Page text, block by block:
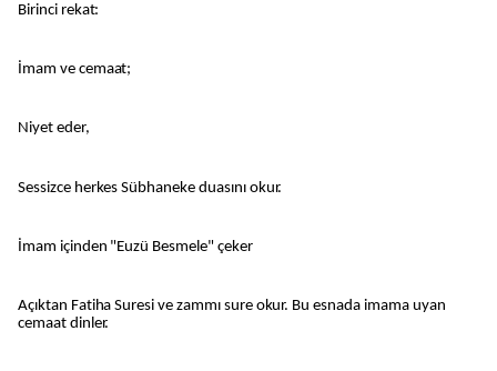
Birinci rekat:
İmam ve cemaat;
Niyet eder,
Sessizce herkes Sübhaneke duasını okur.
İmam içinden "Euzü Besmele" çeker
Açıktan Fatiha Suresi ve zammı sure okur. Bu esnada imama uyan
cemaat dinler.